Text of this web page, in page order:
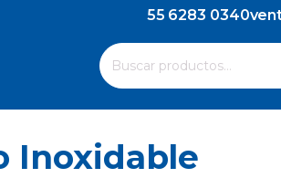
55 6283 0340
Buscar
por:
Cuando hay resultados
Inoxidable